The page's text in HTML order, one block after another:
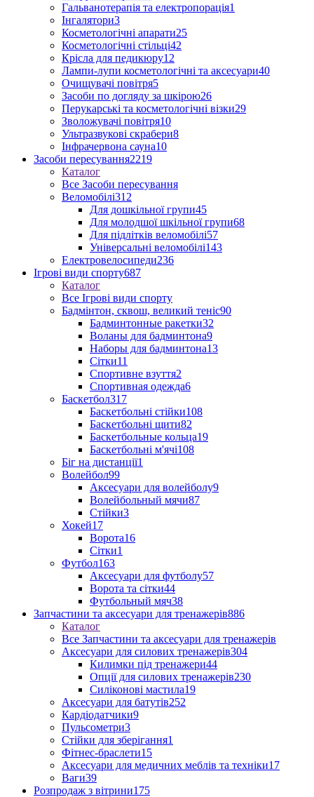
Гальванотерапія та електропорація1
Інгалятори3
Косметологічні апарати25
Косметологічні стільці42
Крісла для педикюру12
Лампи-лупи косметологічні та аксесуари40
Очищувачі повітря5
Засоби по догляду за шкірою26
Перукарські та косметологічні візки29
Зволожувачі повітря10
Ультразвукові скрабери8
Інфрачервона сауна10
Засоби пересування2219
Каталог
Все Засоби пересування
Веломобілі312
Для дошкільної групи45
Для молодшої шкільної групи68
Для підлітків веломобілі57
Універсальні веломобілі143
Електровелосипеди236
Ігрові види спорту687
Каталог
Все Ігрові види спорту
Бадмінтон, сквош, великий теніс90
Бадминтонные ракетки32
Воланы для бадминтона9
Наборы для бадминтона13
Сітки11
Спортивне взуття2
Спортивная одежда6
Баскетбол317
Баскетбольні стійки108
Баскетбольні щити82
Баскетбольные кольца19
Баскетбольні м'ячі108
Біг на дистанції1
Волейбол99
Аксесуари для волейболу9
Волейбольный мячи87
Стійки3
Хокей17
Ворота16
Сітки1
Футбол163
Аксесуари для футболу57
Ворота та сітки44
Футбольный мяч38
Запчастини та аксесуари для тренажерів886
Каталог
Все Запчастини та аксесуари для тренажерів
Аксесуари для силових тренажерів304
Килимки під тренажери44
Опції для силових тренажерів230
Силіконові мастила19
Аксесуари для батутів252
Кардіодатчики9
Пульсометри3
Стійки для зберігання1
Фітнес-браслети15
Аксесуари для медичних меблів та техніки17
Ваги39
Розпродаж з вітрини175